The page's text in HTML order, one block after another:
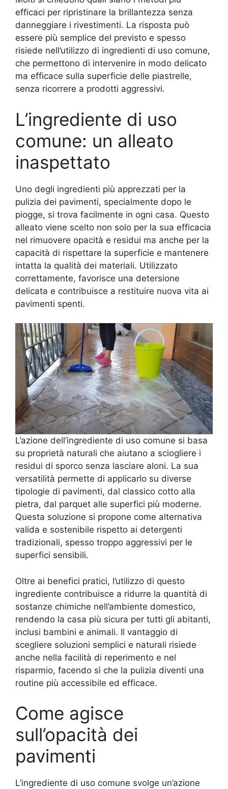
efficaci per ripristinare la brillantezza senza
danneggiare i rivestimenti. La risposta può
essere più semplice del previsto e spesso
risiede nell’utilizzo di ingredienti di uso comune,
che permettono di intervenire in modo delicato
ma efficace sulla superficie delle piastrelle,
senza ricorrere a prodotti aggressivi.
L’ingrediente di uso
comune: un alleato
inaspettato
Uno degli ingredienti più apprezzati per la
pulizia dei pavimenti, specialmente dopo le
piogge, si trova facilmente in ogni casa. Questo
alleato viene scelto non solo per la sua efficacia
nel rimuovere opacità e residui ma anche per la
capacità di rispettare la superficie e mantenere
intatta la qualità dei materiali. Utilizzato
correttamente, favorisce una detersione
delicata e contribuisce a restituire nuova vita ai
pavimenti spenti.
L’azione dell’ingrediente di uso comune si basa
su proprietà naturali che aiutano a sciogliere i
residui di sporco senza lasciare aloni. La sua
versatilità permette di applicarlo su diverse
tipologie di pavimenti, dal classico cotto alla
pietra, dal parquet alle superfici più moderne.
Questa soluzione si propone come alternativa
valida e sostenibile rispetto ai detergenti
tradizionali, spesso troppo aggressivi per le
superfici sensibili.
Oltre ai benefici pratici, l’utilizzo di questo
ingrediente contribuisce a ridurre la quantità di
sostanze chimiche nell’ambiente domestico,
rendendo la casa più sicura per tutti gli abitanti,
inclusi bambini e animali. Il vantaggio di
scegliere soluzioni semplici e naturali risiede
anche nella facilità di reperimento e nel
risparmio, facendo sì che la pulizia diventi una
routine più accessibile ed efficace.
Come agisce
sull’opacità dei
pavimenti
L’ingrediente di uso comune svolge un’azione